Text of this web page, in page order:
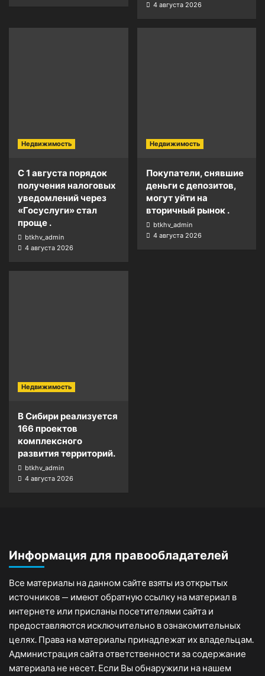
4 августа 2026
Недвижимость
С 1 августа порядок
получения налоговых
уведомлений через
«Госуслуги» стал
проще .
btkhv_admin
4 августа 2026
Недвижимость
Покупатели, снявшие
деньги с депозитов,
могут уйти на
вторичный рынок .
btkhv_admin
4 августа 2026
Недвижимость
В Сибири реализуется
166 проектов
комплексного
развития территорий.
btkhv_admin
4 августа 2026
Информация для правообладателей
Все материалы на данном сайте взяты из открытых
источников — имеют обратную ссылку на материал в
интернете или присланы посетителями сайта и
предоставляются исключительно в ознакомительных
целях. Права на материалы принадлежат их владельцам.
Администрация сайта ответственности за содержание
материала не несет. Если Вы обнаружили на нашем